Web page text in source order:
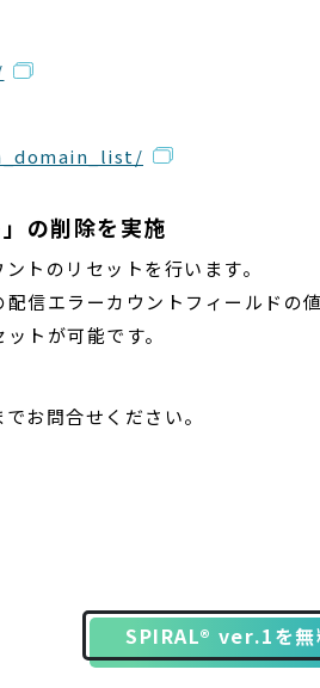
の削除を実施
トのリセットを行います。
信エラーカウントフィールドの
トが可能です。
お問合せください。
SPIRAL® ver.1を無